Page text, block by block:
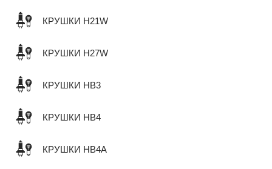
КРУШКИ H21W
КРУШКИ H27W
КРУШКИ HB3
КРУШКИ HB4
КРУШКИ HB4A